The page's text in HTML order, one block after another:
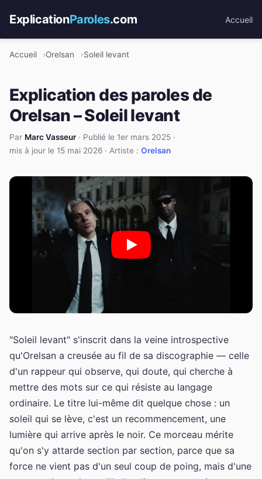
ExplicationParoles.com Accueil
Accueil Orelsan Soleil levant
Explication des paroles de
Orelsan – Soleil levant
Par Marc Vasseur· Publié le 1er mars 2025 ·
mis à jour le 15 mai 2026 · Artiste : Orelsan
"Soleil levant" s'inscrit dans la veine introspective
qu'Orelsan a creusée au fil de sa discographie — celle
d'un rappeur qui observe, qui doute, qui cherche à
mettre des mots sur ce qui résiste au langage
ordinaire. Le titre lui-même dit quelque chose : un
soleil qui se lève, c'est un recommencement, une
lumière qui arrive après le noir. Ce morceau mérite
qu'on s'y attarde section par section, parce que sa
force ne vient pas d'un seul coup de poing, mais d'une